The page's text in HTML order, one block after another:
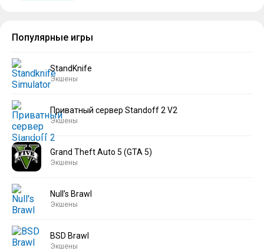
Популярные игры
StandKnife
Экшены
Приватный сервер Standoff 2 V2
Экшены
Grand Theft Auto 5 (GTA 5)
Экшены
Null’s Brawl
Экшены
BSD Brawl
Экшены